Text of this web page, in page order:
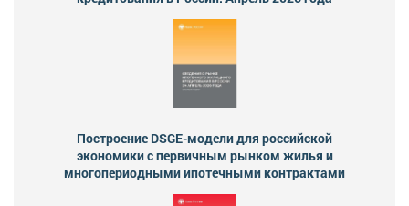
Построение DSGE-модели для российской
экономики с первичным рынком жилья и
многопериодными ипотечными контрактами